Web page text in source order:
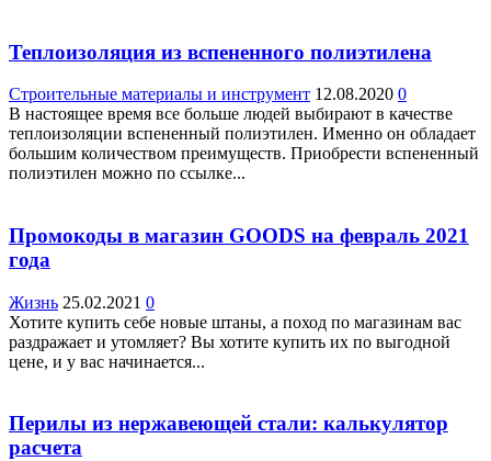
Теплоизоляция из вспененного полиэтилена
Строительные материалы и инструмент 12.08.2020 0
В настоящее время все больше людей выбирают в качестве
теплоизоляции вспененный полиэтилен. Именно он обладает
большим количеством преимуществ. Приобрести вспененный
полиэтилен можно по ссылке...
Промокоды в магазин GOODS на февраль 2021
года
Жизнь 25.02.2021 0
Хотите купить себе новые штаны, а поход по магазинам вас
раздражает и утомляет? Вы хотите купить их по выгодной
цене, и у вас начинается...
Перилы из нержавеющей стали: калькулятор
расчета